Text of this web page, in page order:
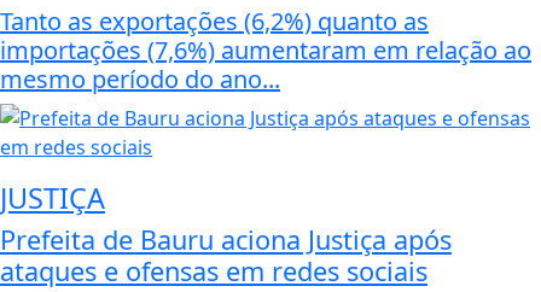
Tanto as exportações (6,2%) quanto as
importações (7,6%) aumentaram em relação ao
mesmo período do ano...
JUSTIÇA
Prefeita de Bauru aciona Justiça após
ataques e ofensas em redes sociais